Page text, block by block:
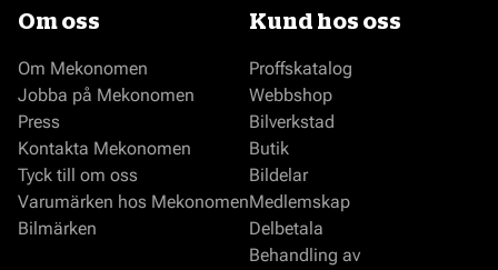
Om oss
Om Mekonomen
Jobba på Mekonomen
Press
Kontakta Mekonomen
Tyck till om oss
Varumärken hos Mekonomen
Bilmärken
Kund hos oss
Proffskatalog
Webbshop
Bilverkstad
Butik
Bildelar
Medlemskap
Delbetala
Behandling av